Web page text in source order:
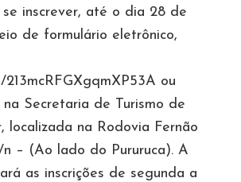
inscrever, até o dia 28 de
de formulário eletrônico,
ou
na Secretaria de Turismo de
localizada na Rodovia Fernão
– (Ao lado do Pururuca). A
as inscrições de segunda a